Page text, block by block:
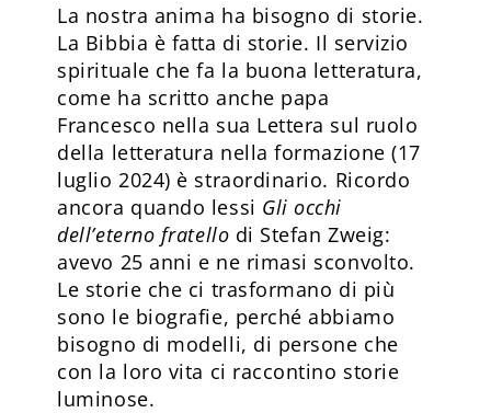
La nostra anima ha bisogno di storie.
La Bibbia è fatta di storie. Il servizio
spirituale che fa la buona letteratura,
come ha scritto anche papa
Francesco nella sua Lettera sul ruolo
della letteratura nella formazione (17
luglio 2024) è straordinario. Ricordo
ancora quando lessi Gli occhi
dell’eterno fratello di Stefan Zweig:
avevo 25 anni e ne rimasi sconvolto.
Le storie che ci trasformano di più
sono le biografie, perché abbiamo
bisogno di modelli, di persone che
con la loro vita ci raccontino storie
luminose.